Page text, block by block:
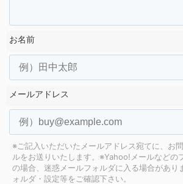
お名前
メールアドレス
※ご記入いただいたメールアドレス宛てに、お
ルをお送りいたします。 ※Yahoo!メールなどの
の場合、迷惑メールフォルダに入る場合があり
ォルダ・設定等をご確認下さい。